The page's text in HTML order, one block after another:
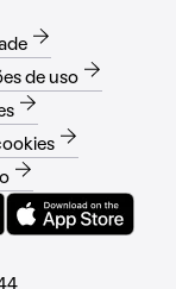
de uso